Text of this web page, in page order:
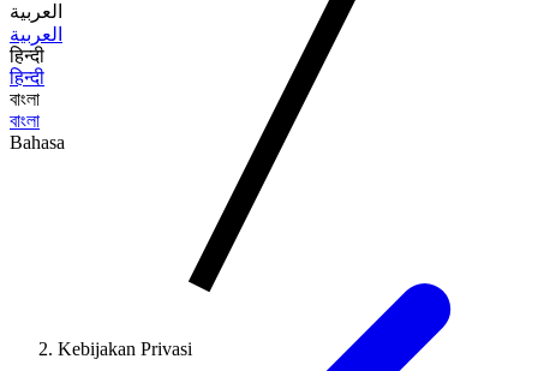
العربية
العربية
हिन्दी
हिन्दी
বাংলা
বাংলা
Bahasa
Kebijakan Privasi